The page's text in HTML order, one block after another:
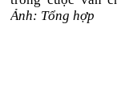
Ảnh: Tổng hợp